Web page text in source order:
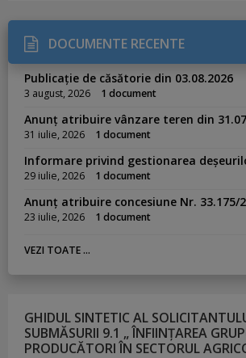
DOCUMENTE RECENTE
Publicație de căsătorie din 03.08.2026
3 august, 2026 1 document
Anunț atribuire vânzare teren din
31 iulie, 2026 1 document
Informare privind gestionarea
29 iulie, 2026 1 document
Anunț atribuire concesiune Nr. 33.175/
23 iulie, 2026 1 document
VEZI TOATE ...
GHIDUL SINTETIC AL
SUBMĂSURII 9.1 „ ÎNFIINȚAREA
PRODUCĂTORI ÎN SECTORUL